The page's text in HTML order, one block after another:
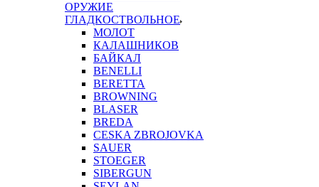
ОРУЖИЕ
ГЛАДКОСТВОЛЬНОЕ
МОЛОТ
КАЛАШНИКОВ
БАЙКАЛ
BENELLI
BERETTA
BROWNING
BLASER
BREDA
CESKA ZBROJOVKA
SAUER
STOEGER
SIBERGUN